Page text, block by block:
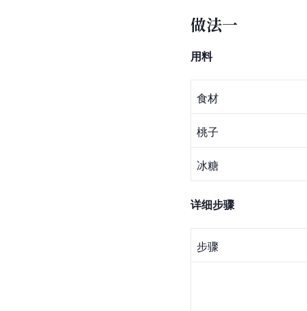
做法一
用料
食材
桃子
冰糖
详细步骤
步骤